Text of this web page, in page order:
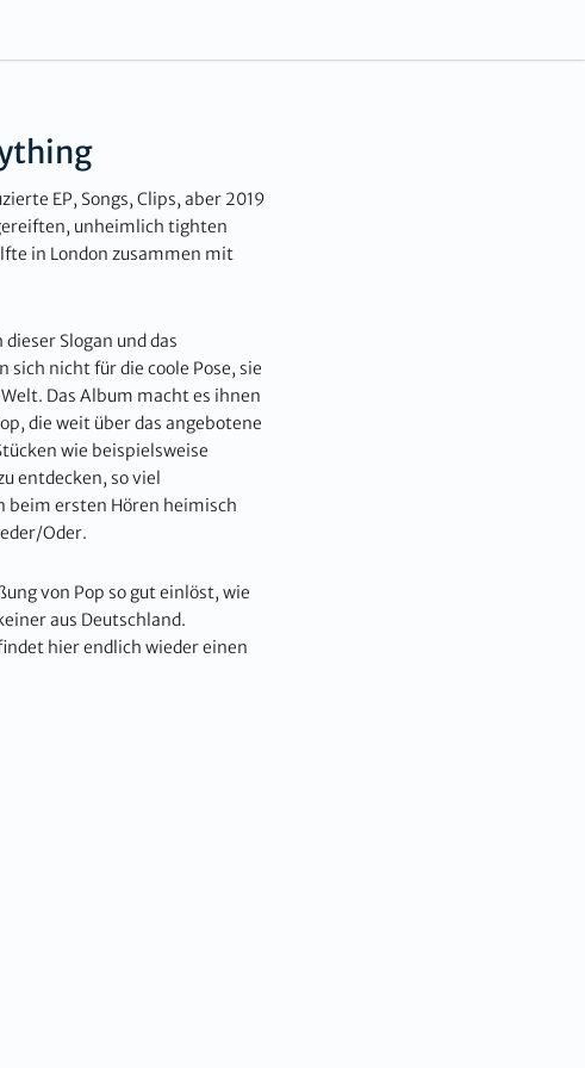
EP, Songs, Clips, aber 2019
unheimlich tighten
in London zusammen mit
Slogan und das
nicht für die coole Pose, sie
Das Album macht es ihnen
die weit über das angebotene
wie beispielsweise
entdecken, so viel
beim ersten Hören heimisch
Oder.
von Pop so gut einlöst, wie
aus Deutschland.
hier endlich wieder einen